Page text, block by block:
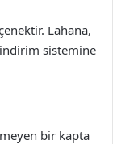
Lahana,
sistemine
bir kapta